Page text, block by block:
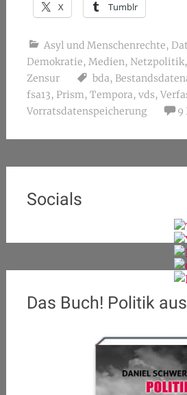
X Tumblr
Asyl und Menschenrechte,
Demokratie, Medien, Netzpolitik,
Zensur
bda,
fsa13, Prism, Tempora, vds,
Vorratsdatenspeicherung
9
Socials
Das Buch! Politik